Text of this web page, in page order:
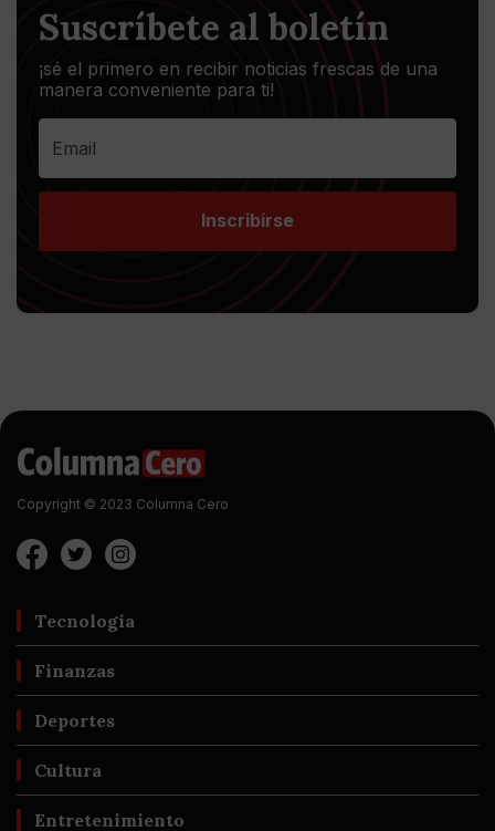
Suscríbete al boletín
¡sé el primero en recibir noticias frescas de una
manera conveniente para ti!
Inscribirse
Copyright © 2023 Columna Cero
Tecnología
Finanzas
Deportes
Cultura
Entretenimiento